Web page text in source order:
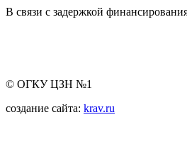
В связи с задержкой
© ОГКУ ЦЗН №1
создание сайта: krav.ru